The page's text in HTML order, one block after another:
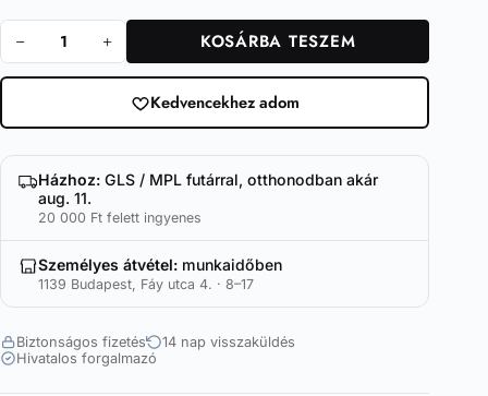
KOSÁRBA TESZEM
Kedvencekhez adom
Házhoz: GLS / MPL futárral, otthonodban akár
aug. 11.
20 000 Ft felett ingyenes
Személyes átvétel: munkaidőben
1139 Budapest, Fáy utca 4. · 8–17
Biztonságos fizetés
14 nap visszaküldés
Hivatalos forgalmazó